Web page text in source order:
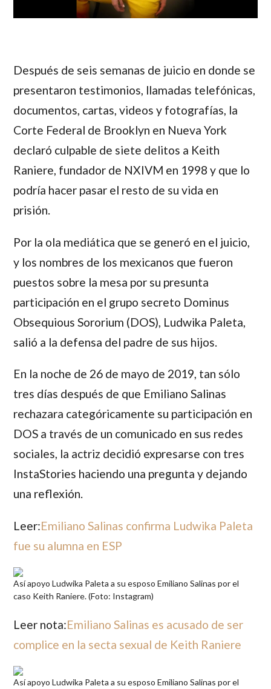
Después de seis semanas de juicio en donde se
presentaron testimonios, llamadas telefónicas,
documentos, cartas, videos y fotografías, la
Corte Federal de Brooklyn en Nueva York
declaró culpable de siete delitos a Keith
Raniere, fundador de NXIVM en 1998 y que lo
podría hacer pasar el resto de su vida en
prisión.
Por la ola mediática que se generó en el juicio,
y los nombres de los mexicanos que fueron
puestos sobre la mesa por su presunta
participación en el grupo secreto Dominus
Obsequious Sororium (DOS), Ludwika Paleta,
salió a la defensa del padre de sus hijos.
En la noche de 26 de mayo de 2019, tan sólo
tres días después de que Emiliano Salinas
rechazara categóricamente su participación en
DOS a través de un comunicado en sus redes
sociales, la actriz decidió expresarse con tres
InstaStories haciendo una pregunta y dejando
una reflexión.
Leer:Emiliano Salinas confirma Ludwika Paleta
fue su alumna en ESP
Así apoyo Ludwika Paleta a su esposo Emiliano Salinas por el
caso Keith Raniere. (Foto: Instagram)
Leer nota:Emiliano Salinas es acusado de ser
complice en la secta sexual de Keith Raniere
Así apoyo Ludwika Paleta a su esposo Emiliano Salinas por el